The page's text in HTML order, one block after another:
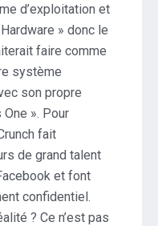
d’exploitation et
» donc le
faire comme
système
son propre
». Pour
fait
de grand talent
et font
confidentiel.
? Ce n’est pas